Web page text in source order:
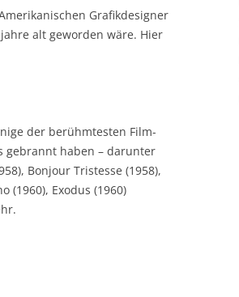
Grafikdesigner
alt geworden wäre. Hier
der berühmtesten Film-
gebrannt haben – darunter
Bonjour Tristesse (1958),
(1960), Exodus (1960)